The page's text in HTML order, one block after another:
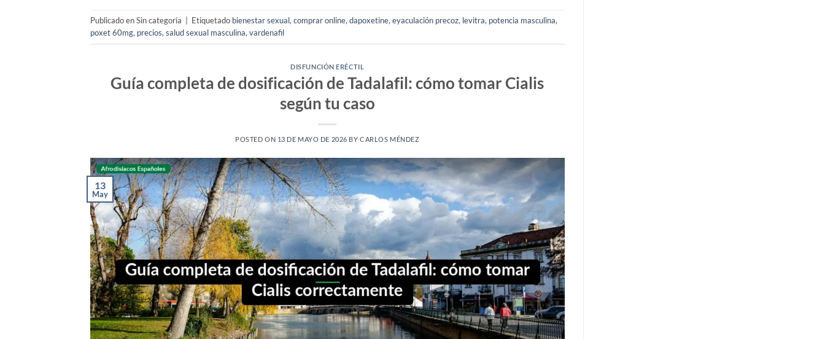
Publicado en Sin categoría Etiquetado bienestar sexual, comprar online, dapoxetine, eyaculación precoz, levitra, potencia masculina,
poxet 60mg, precios, salud sexual masculina, vardenafil
DISFUNCIÓN ERÉCTIL
Guía completa de dosificación de Tadalafil: cómo tomar Cialis
según tu caso
POSTED ON 13 DE MAYO DE 2026 BYCARLOS MÉNDEZ
13
May